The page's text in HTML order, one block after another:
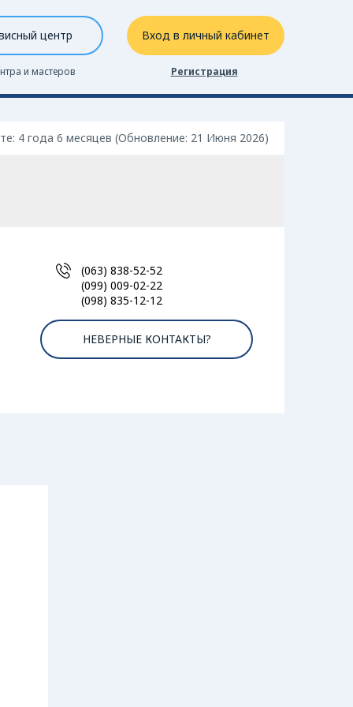
центр
и мастеров
Вход в личный кабинет
Регистрация
4 года 6 месяцев (Обновление: 21 Июня 2026)
(063) 838-52-52
(099) 009-02-22
(098) 835-12-12
НЕВЕРНЫЕ КОНТАКТЫ?